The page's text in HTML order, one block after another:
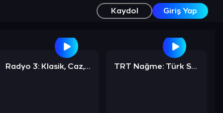
Kaydol Giriş Yap
Radyo 3: Klasik, Caz, Rock, Pop ve Dünya Müziği TRT Nağme: Türk Sanat Müziği